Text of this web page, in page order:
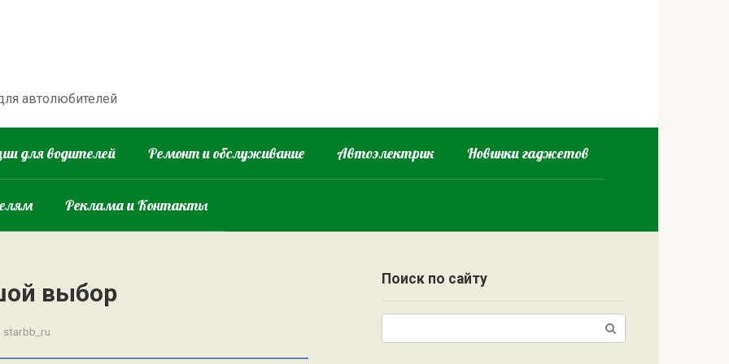
автолюбителей
для водителей Ремонт и обслуживание Автоэлектрик Новинки гаджетов
Реклама и Контакты
выбор
starbb_ru
Поиск по сайту